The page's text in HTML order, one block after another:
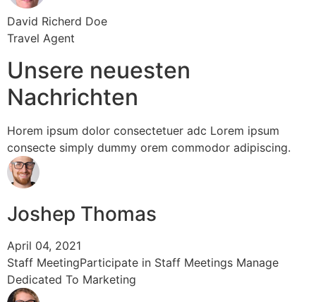
David Richerd Doe
Travel Agent
Unsere neuesten
Nachrichten
Horem ipsum dolor consectetuer adc Lorem ipsum
consecte simply dummy orem commodor adipiscing.
Joshep Thomas
April 04, 2021
Staff MeetingParticipate in Staff Meetings Manage
Dedicated To Marketing